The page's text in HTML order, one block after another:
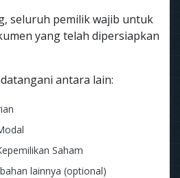
seluruh pemilik wajib untuk
yang telah dipersiapkan
antara lain:
Saham
lainnya (optional)